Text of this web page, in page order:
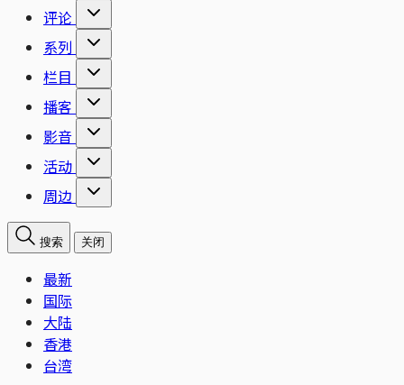
评论
系列
栏目
播客
影音
活动
周边
搜索 关闭
最新
国际
大陆
香港
台湾